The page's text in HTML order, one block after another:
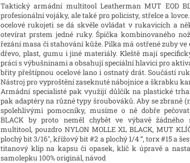
Taktický armádní multitool Leatherman MUT EOD
profesionální vojáky, ale také pro policisty, střelce a
ocelové rukojeti se dá skvěle ovládat v rukavicích a
otevírat prstem jedné ruky. Špička kombinovaného
řezání masa či stahování kůže. Pilka má ostřené zuby ve
dřevo, plast, gumu i jiné materiály. Kleště mají
práci s výbušninami a obsahují speciální hlavici pro
břity přeštípnou ocelové lano i ostnatý drát. Součástí
Nástroj pro vyproštění zaseknuté nábojnice a škrabku
Armádní specialisté pak využijí důlčík na plastické
pak adaptéry na různé typy šroubováků. Aby se zbraně
spolehlivými pomocníky, musíme o ně dobře
BLACK by proto neměl chybět ve výbavě žádného
multitool, pouzdro NYLON MOLLE XL BLACK, MUT
plochý bit 3/16", křížový bit #2 a plochý 1/4 “, torx #15 a
titanový klip na kapsu či opasek, klíč k úpravě a
samolepku 100% originál, návod